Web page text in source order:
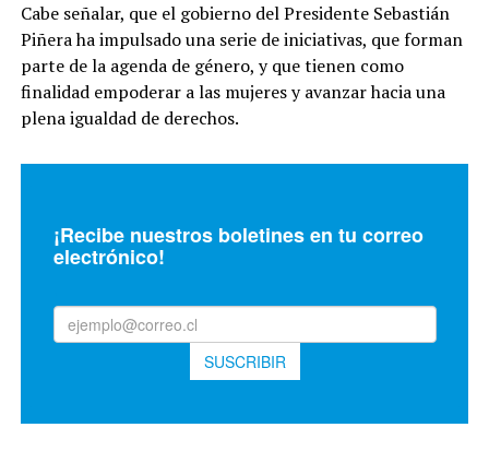
Cabe señalar, que el gobierno del Presidente Sebastián
Piñera ha impulsado una serie de iniciativas, que forman
parte de la agenda de género, y que tienen como
finalidad empoderar a las mujeres y avanzar hacia una
plena igualdad de derechos.